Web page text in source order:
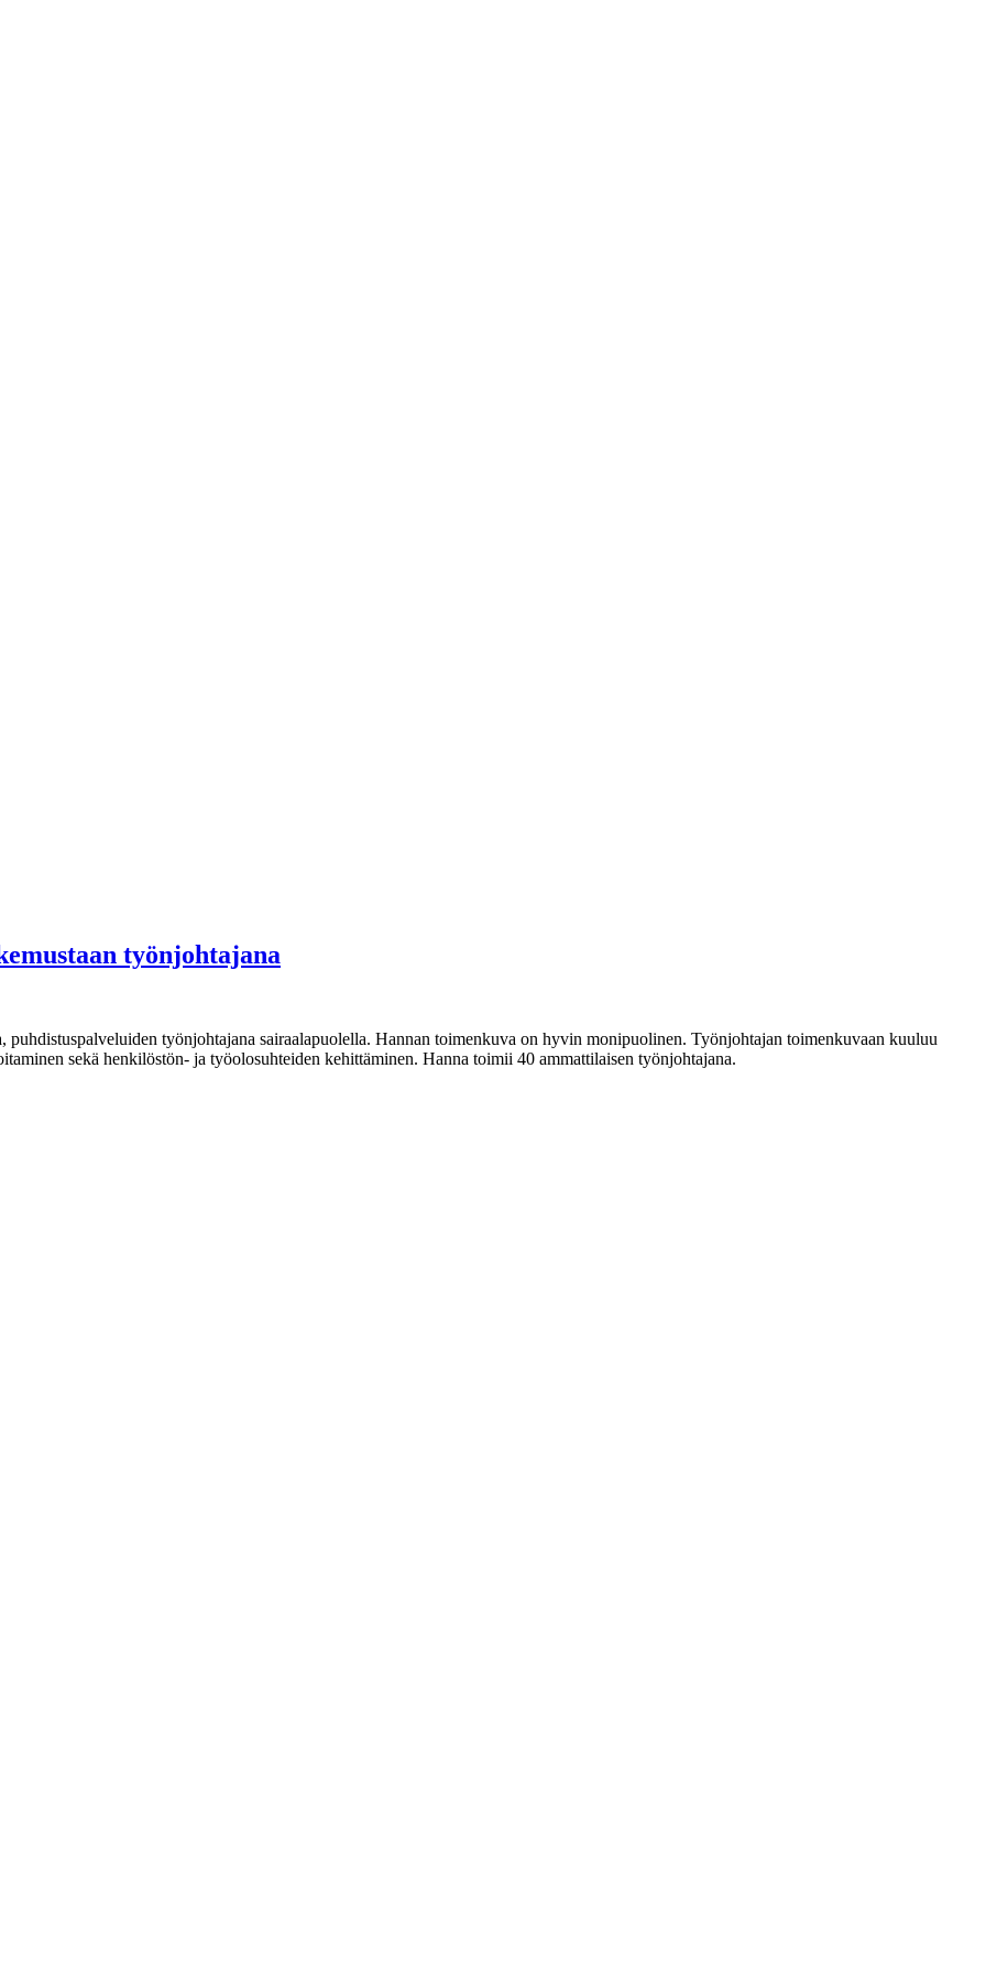
työnjohtajana
työnjohtajana sairaalapuolella. Hannan toimenkuva on hyvin monipuolinen. Työnjohtajan toimenkuvaan kuuluu
sekä henkilöstön- ja työolosuhteiden kehittäminen. Hanna toimii 40 ammattilaisen työnjohtajana.